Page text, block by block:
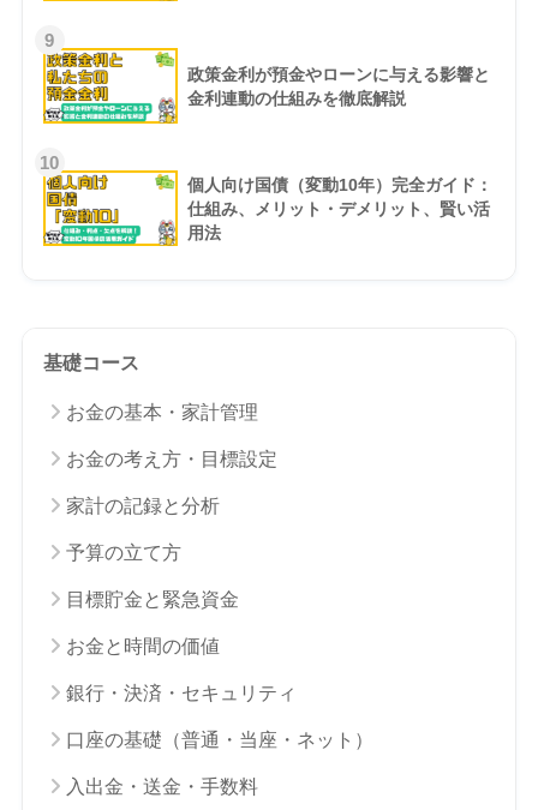
9
政策金利が預金やローンに与える影響と
金利連動の仕組みを徹底解説
10
個人向け国債（変動10年）完全ガイド：
仕組み、メリット・デメリット、賢い活
用法
基礎コース
お金の基本・家計管理
お金の考え方・目標設定
家計の記録と分析
予算の立て方
目標貯金と緊急資金
お金と時間の価値
銀行・決済・セキュリティ
口座の基礎（普通・当座・ネット）
入出金・送金・手数料